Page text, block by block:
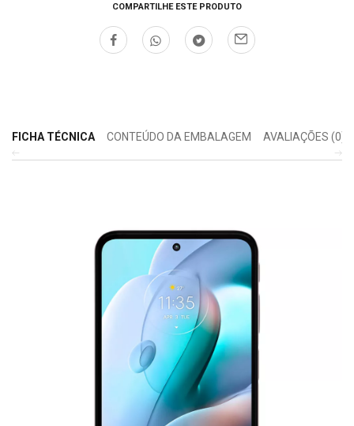
COMPARTILHE ESTE PRODUTO
FICHA TÉCNICA CONTEÚDO DA EMBALAGEM AVALIAÇÕES (0)